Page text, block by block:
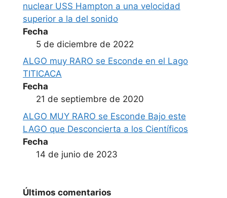
nuclear USS Hampton a una velocidad
superior a la del sonido
Fecha
5 de diciembre de 2022
ALGO muy RARO se Esconde en el Lago
TITICACA
Fecha
21 de septiembre de 2020
ALGO MUY RARO se Esconde Bajo este
LAGO que Desconcierta a los Científicos
Fecha
14 de junio de 2023
Últimos comentarios